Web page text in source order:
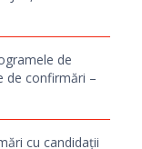
de
de confirmări –
cu candidații